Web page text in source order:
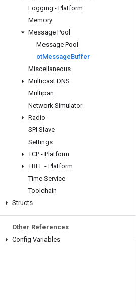
Logging - Platform
Memory
Message Pool
Message Pool
otMessageBuffer
Miscellaneous
Multicast DNS
Multipan
Network Simulator
Radio
SPI Slave
Settings
TCP - Platform
TREL - Platform
Time Service
Toolchain
Structs
Other References
Config Variables